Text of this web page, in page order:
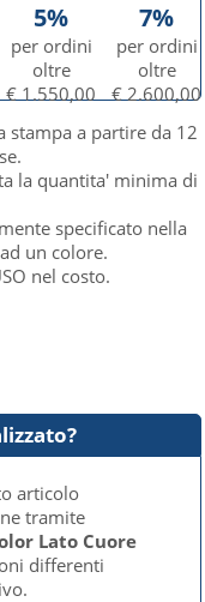
5%
per ordini
oltre
€ 1.550,00
7%
per ordini
oltre
€ 2.600,00
stampa a partire da 12
la quantita' minima di
specificato nella
un colore.
nel costo.
articolo
tramite
Lato Cuore
differenti